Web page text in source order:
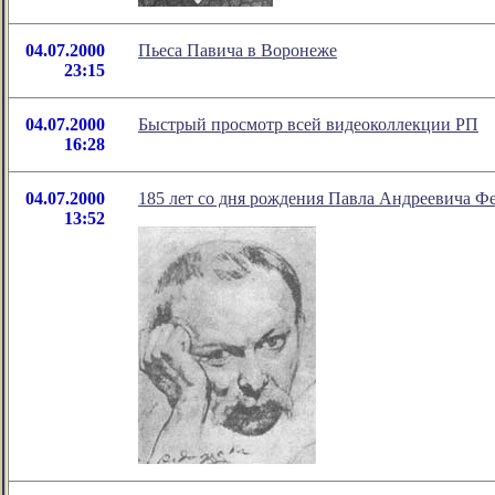
04.07.2000
23:15
Пьеса Павича в Воронеже
04.07.2000
16:28
Быстрый просмотр всей видеоколлекции РП
04.07.2000
13:52
185 лет со дня рождения Павла Андреевича